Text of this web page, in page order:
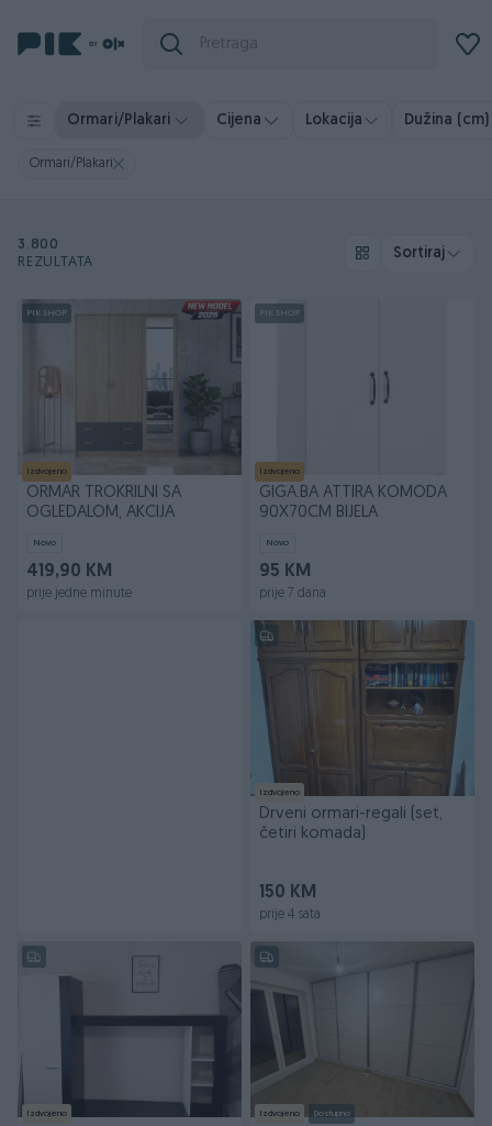
Ormari/Plakari Cijena Lokacija Dužina (cm)
Ormari/Plakari
3.800
REZULTATA
Sortiraj
PIK SHOP
Izdvojeno
ORMAR TROKRILNI SA
OGLEDALOM, AKCIJA
Novo
419,90 KM
prije jedne minute
PIK SHOP
Izdvojeno
GIGA.BA ATTIRA KOMODA
90X70CM BIJELA
Novo
95 KM
prije 7 dana
Izdvojeno
Drveni ormari-regali (set,
četiri komada)
150 KM
prije 4 sata
Izdvojeno Izdvojeno Dostupno